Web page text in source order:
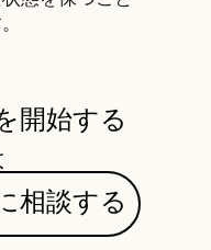
開始する
相談する